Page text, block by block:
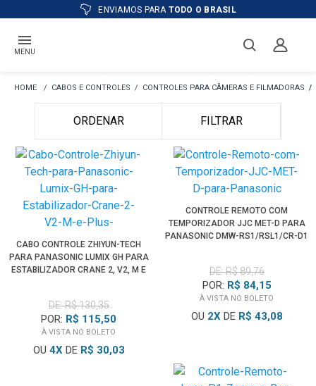
ENVIAMOS PARA TODO O BRASIL
MENU
CABOS E CONTROLES CONTROLES PARA CÂMERAS E FILMADORAS
ORDENAR FILTRAR
CABO CONTROLE ZHIYUN-TECH
PARA PANASONIC LUMIX GH PARA
ESTABILIZADOR CRANE 2, V2, M E
DE: R$ 130,35
POR: R$ 115,50
À VISTA NO BOLETO
OU 4XDE R$ 30,03
CONTROLE REMOTO COM
TEMPORIZADOR JJC MET-D PARA
PANASONIC DMW-RS1/RSL1/CR-D1
DE: R$ 89,76
POR: R$ 84,15
À VISTA NO BOLETO
OU 2XDE R$ 43,08